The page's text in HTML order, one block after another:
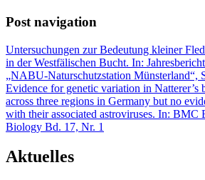
Post navigation
Untersuchungen zur Bedeutung kleiner
in der Westfälischen Bucht. In:
„NABU-Naturschutzstation Münsterland“,
Evidence for genetic variation in Natterer’s
across three regions in Germany but no
with their associated astroviruses. In: BMC
Biology Bd. 17, Nr. 1
Aktuelles